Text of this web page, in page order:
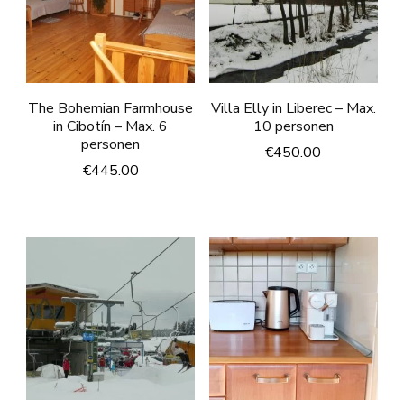
The Bohemian Farmhouse
in Cibotín – Max. 6
personen
€445.00
Villa Elly in Liberec – Max.
10 personen
€450.00